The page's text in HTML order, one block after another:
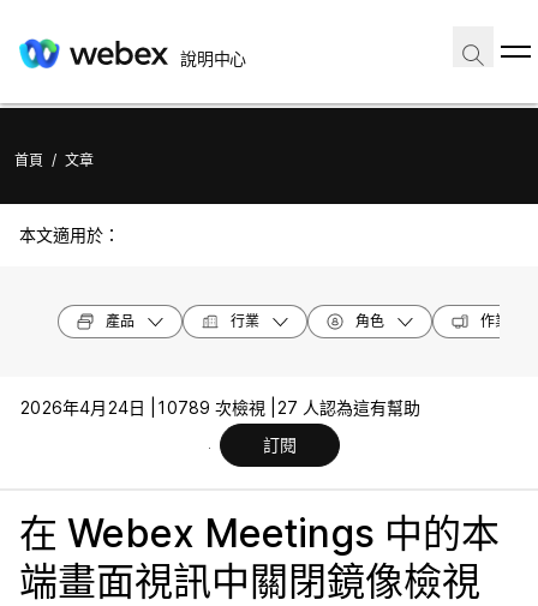
說明中心
首頁 / 文章
本文適用於：
產品 行業 角色 作業系統
2026年4月24日 | 10789 次檢視 |
27 人認為這有幫助
訂閱
在 Webex Meetings 中的本
端畫面視訊中關閉鏡像檢視